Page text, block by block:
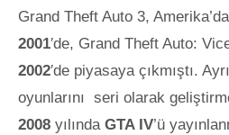
Grand Theft Auto 3, Amerika’da
2001′de, Grand Theft Auto:
2002′de piyasaya çıkmıştı.
oyunlarını seri olarak
2008 yılında GTA IV’ü